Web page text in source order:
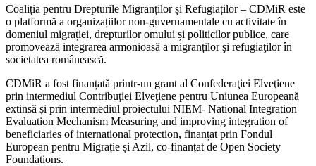
Coaliția pentru Drepturile Migranților și Refugiaților – CDMiR este
o platformă a organizațiilor non-guvernamentale cu activitate în
domeniul migrației, drepturilor omului și politicilor publice, care
promovează integrarea armonioasă a migranților şi refugiaţilor în
societatea românească.
CDMiR a fost finanțată printr-un grant al Confederaţiei Elveţiene
prin intermediul Contribuţiei Elveţiene pentru Uniunea Europeană
extinsă și prin intermediul proiectului NIEM- National Integration
Evaluation Mechanism Measuring and improving integration of
beneficiaries of international protection, finanțat prin Fondul
European pentru Migrație și Azil, co-finanțat de Open Society
Foundations.